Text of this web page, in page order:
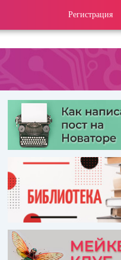
Регистрация